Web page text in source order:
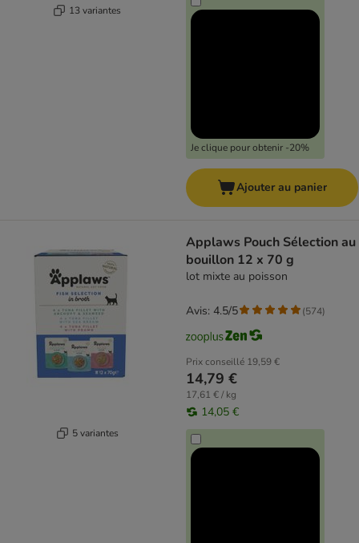
13 variantes
Je clique pour obtenir -20%
Ajouter au panier
5 variantes
Applaws Pouch Sélection au
bouillon 12 x 70 g
lot mixte au poisson
Prix conseillé 19,59 €
14,79 €
17,61 € / kg
14,05 €
Avis: 4.5/5 (574)